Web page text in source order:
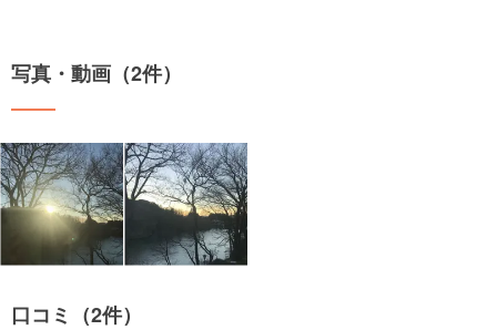
写真・動画（2件）
口コミ（2件）